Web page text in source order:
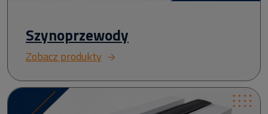
Szynoprzewody
Zobacz produkty